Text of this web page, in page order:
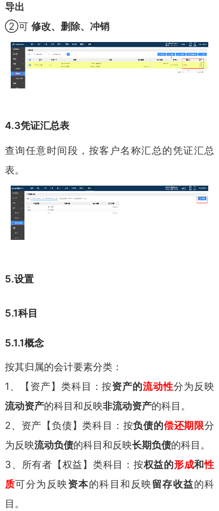
导出
②可 修改、删除、冲销
4.3凭证汇总表
查询任意时间段，按客户名称汇总的凭证汇总
表。
5.设置
5.1科目
5.1.1概念
按其归属的会计要素分类：
1、【资产】类科目：按资产的流动性分为反映
流动资产的科目和反映非流动资产的科目。
2、资产【负债】类科目：按负债的偿还期限分
为反映流动负债的科目和反映长期负债的科目。
3、所有者【权益】类科目：按权益的形成和性
质可分为反映资本的科目和反映留存收益的科
目。